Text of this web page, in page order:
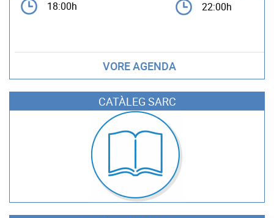
18:00h
22:00h
VORE AGENDA
CATÀLEG SARC